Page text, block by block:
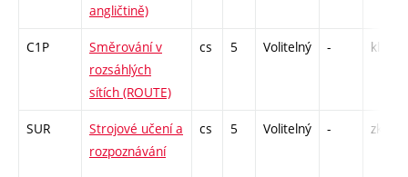
angličtině)
C1P
Směrování v
rozsáhlých
sítích (ROUTE)
cs 5 Volitelný - kl
SUR
Strojové učení a
rozpoznávání
cs 5 Volitelný - zk